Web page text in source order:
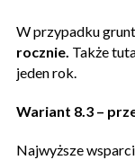
W przypadku
rocznie. Także
jeden rok.
Wariant 8.3 –
Najwyższe